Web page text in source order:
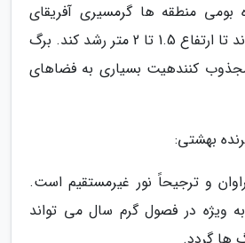
بومی منطقه ها گرمسیری آفریقای
جنوبی است و می تواند تا ارتفاع 1.5 تا 2 متر رشد کند. برگ
کنندهیت بسیاری به فضاهای
بهشتی:
و ترجیحاً نور غیرمستقیم است.
ویژه در فصول گرم سال می تواند